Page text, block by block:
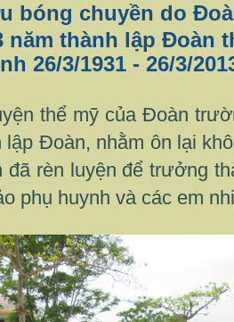
bóng chuyền do
năm thành lập Đoàn
26/3/1931 - 26/3/
thể mỹ của Đoàn
lập Đoàn, nhằm ôn lại
đã rèn luyện để trưởng
phụ huynh và các em